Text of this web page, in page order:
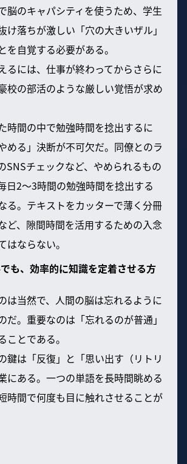
脳のキャパシティを使うため、学生
け落ちが激しい「穴の大きいザル」
を自覚する必要がある。
るには、仕事が終わってからさらに
校の部活のような厳しい覚悟が求め
時間の中で勉強時間を捻出するに
める」決断が不可欠だ。同僚とのラ
SNSチェックなど、やめられるもの
日2～3時間の勉強時間を捻出する
る。テキストをカッターで薄く分冊
ど、隙間時間を活用するための入念
はならない。
も、効率的に知識を定着させる方
は当然で、人間の脳は忘れるように
だ。重要なのは「忘れるのが普通」
ことである。
鍵は「反復」と「思い出す（リトリ
にある。一つの単語を長時間眺める
時間で何度も目に触れさせることが